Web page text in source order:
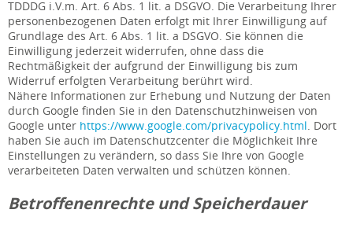
TDDDG i.V.m. Art. 6 Abs. 1 lit. a DSGVO. Die Verarbeitung Ihrer
personenbezogenen Daten erfolgt mit Ihrer Einwilligung auf
Grundlage des Art. 6 Abs. 1 lit. a DSGVO. Sie können die
Einwilligung jederzeit widerrufen, ohne dass die
Rechtmäßigkeit der aufgrund der Einwilligung bis zum
Widerruf erfolgten Verarbeitung berührt wird.
Nähere Informationen zur Erhebung und Nutzung der Daten
durch Google finden Sie in den Datenschutzhinweisen von
Google unter https://www.google.com/privacypolicy.html. Dort
haben Sie auch im Datenschutzcenter die Möglichkeit Ihre
Einstellungen zu verändern, so dass Sie Ihre von Google
verarbeiteten Daten verwalten und schützen können.
Betroffenenrechte und Speicherdauer